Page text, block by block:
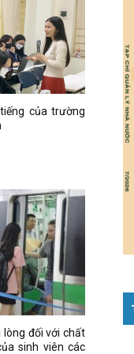
của trường
lòng đối với chất
sinh viên các